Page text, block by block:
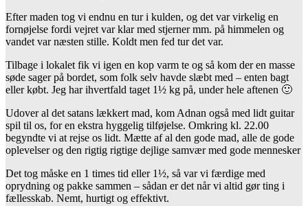
Efter maden tog vi endnu en tur i kulden, og det var virkelig en
fornøjelse fordi vejret var klar med stjerner mm. på himmelen og
vandet var næsten stille. Koldt men fed tur det var.
Tilbage i lokalet fik vi igen en kop varm te og så kom der en masse
søde sager på bordet, som folk selv havde slæbt med – enten bagt
eller købt. Jeg har ihvertfald taget 1½ kg på, under hele aftenen 🙂
Udover al det satans lækkert mad, kom Adnan også med lidt guitar
spil til os, for en ekstra hyggelig tilføjelse. Omkring kl. 22.00
begyndte vi at rejse os lidt. Mætte af al den gode mad, alle de gode
oplevelser og den rigtig rigtige dejlige samvær med gode mennesker
Det tog måske en 1 times tid eller 1½, så var vi færdige med
oprydning og pakke sammen – sådan er det når vi altid gør ting i
fællesskab. Nemt, hurtigt og effektivt.